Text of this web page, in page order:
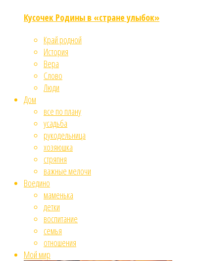
Кусочек Родины в «стране улыбок»
Край родной
История
Вера
Слово
Люди
Дом
все по плану
усадьба
рукодельница
хозяюшка
стряпня
важные мелочи
Воедино
маменька
детки
воспитание
семья
отношения
Мой мир